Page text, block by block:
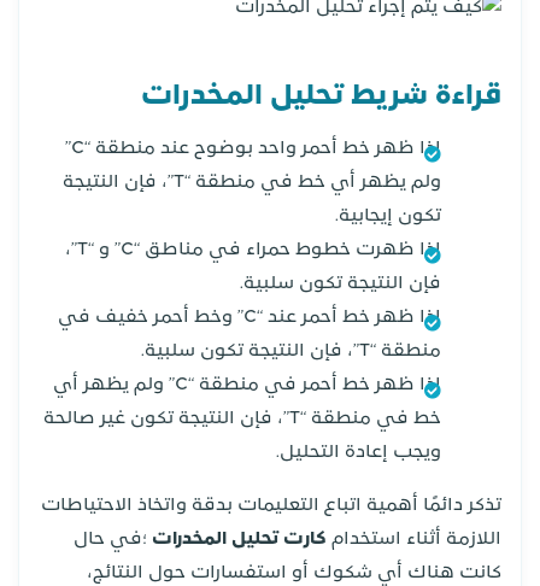
قراءة شريط تحليل المخدرات
إذا ظهر خط أحمر واحد بوضوح عند منطقة “C”
ولم يظهر أي خط في منطقة “T”، فإن النتيجة
تكون إيجابية.
إذا ظهرت خطوط حمراء في مناطق “C” و “T”،
فإن النتيجة تكون سلبية.
إذا ظهر خط أحمر عند “C” وخط أحمر خفيف في
منطقة “T”، فإن النتيجة تكون سلبية.
إذا ظهر خط أحمر في منطقة “C” ولم يظهر أي
خط في منطقة “T”، فإن النتيجة تكون غير صالحة
ويجب إعادة التحليل.
تذكر دائمًا أهمية اتباع التعليمات بدقة واتخاذ الاحتياطات
اللازمة أثناء استخدام كارت تحليل المخدرات ؛في حال
كانت هناك أي شكوك أو استفسارات حول النتائج،